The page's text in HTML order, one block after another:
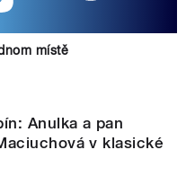
místě
Anulka a pan
v klasické